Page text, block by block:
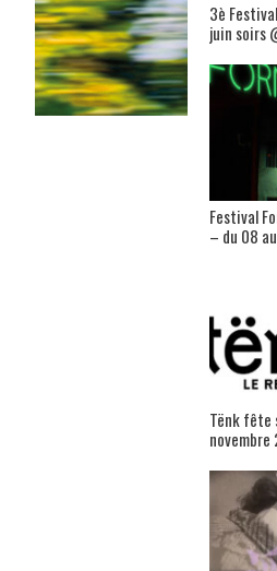
3è
juin soirs
Festival
– du 08
Tënk fête